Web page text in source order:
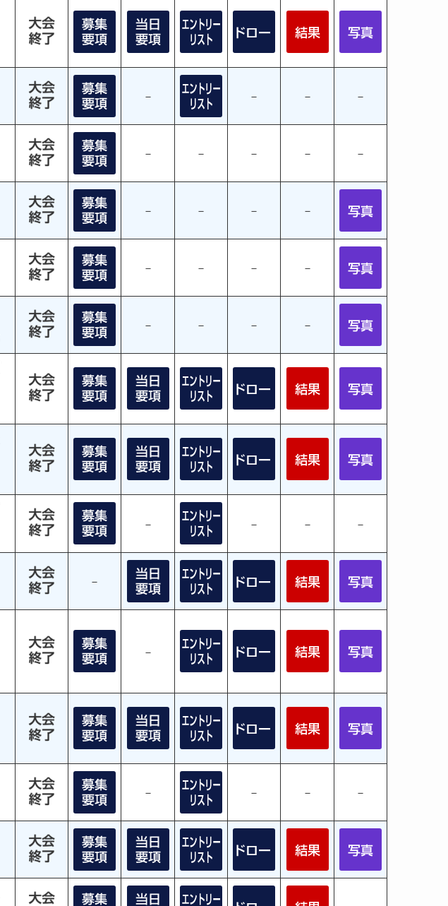
－ － － －
－ － － － －
－ － － －
－ － － －
－ － － －
－ － － －
－
－
－ － － －